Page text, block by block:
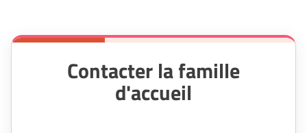
Contacter la famille
d'accueil